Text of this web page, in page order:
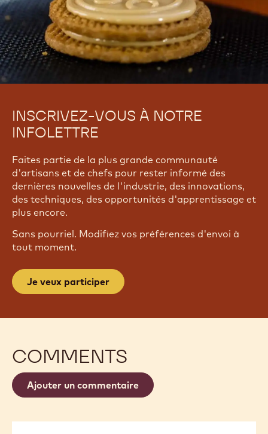
INSCRIVEZ-VOUS À NOTRE
INFOLETTRE
Faites partie de la plus grande communauté
d'artisans et de chefs pour rester informé des
dernières nouvelles de l'industrie, des innovations,
des techniques, des opportunités d'apprentissage et
plus encore.
Sans pourriel. Modifiez vos préférences d'envoi à
tout moment.
Je veux participer
COMMENTS
Ajouter un commentaire